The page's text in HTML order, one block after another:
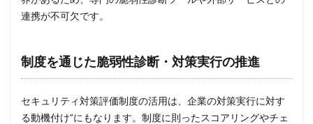
連携が不可欠です。
制度を通じた脆弱性診断・対策実行の推進
セキュリティ対策評価制度の活用は、企業の対策実行に対す
る動機付け”にもなります。制度に則ったスコアリングやチェ